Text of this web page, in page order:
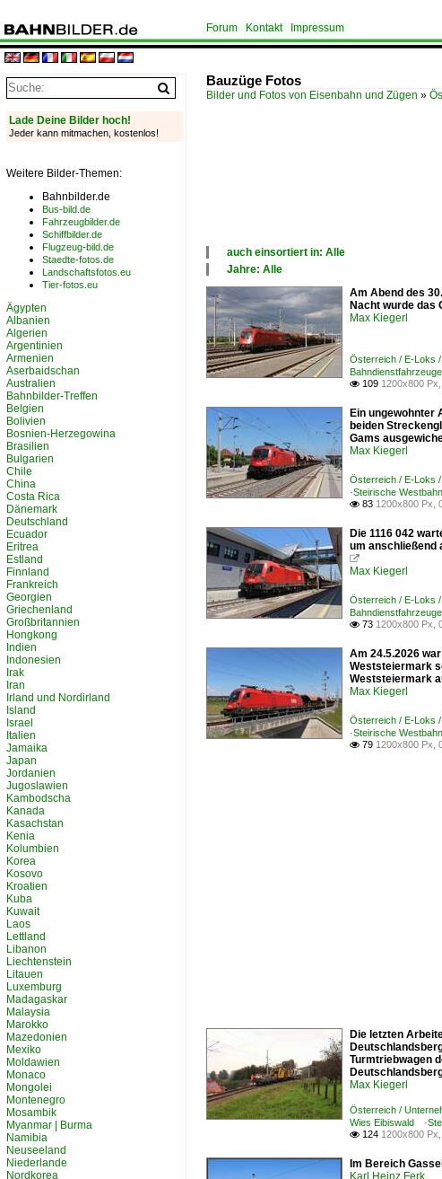
Forum Kontakt Impressum
Bauzüge Fotos
Bilder und Fotos von Eisenbahn und Zügen »
auch einsortiert in: Alle
Deutschland
Österreich
Jahre: Alle
Alle Jahre
2000
2010
2020
Am Abend des
Nacht wurde das
Max Kiegerl
Österreich / E-Loks
 109 1200x800
Ein ungewohnter
beiden
Gams
Max Kiegerl
Österreich / E-Loks
·Steirische
 83 1200x800 Px,
Die 1116 042
um anschließend

Max Kiegerl
Österreich / E-Loks
 73 1200x800 Px,
Am 24.5.2026
Weststeiermark
Weststeiermark
Max Kiegerl
Österreich / E-Loks
·Steirische
 79 1200x800 Px,
Die letzten
Turmtriebwagen
Max Kiegerl
Österreich /
Wies Eibiswald
 124 1200x800
Im Bereich
Karl Heinz Ferk
Lade Deine Bilder hoch!
Jeder kann mitmachen, kostenlos!
Weitere Bilder-Themen:
Bahnbilder.de
Bus-bild.de
Fahrzeugbilder.de
Schiffbilder.de
Flugzeug-bild.de
Staedte-fotos.de
Landschaftsfotos.eu
Tier-fotos.eu
Ägypten
Albanien
Algerien
Argentinien
Armenien
Aserbaidschan
Australien
Bahnbilder-Treffen
Belgien
Bolivien
Bosnien-Herzegowina
Brasilien
Bulgarien
Chile
China
Costa Rica
Dänemark
Deutschland
Ecuador
Eritrea
Estland
Finnland
Frankreich
Georgien
Griechenland
Großbritannien
Hongkong
Indien
Indonesien
Irak
Iran
Irland und Nordirland
Island
Israel
Italien
Jamaika
Japan
Jordanien
Jugoslawien
Kambodscha
Kanada
Kasachstan
Kenia
Kolumbien
Korea
Kosovo
Kroatien
Kuba
Kuwait
Laos
Lettland
Libanon
Liechtenstein
Litauen
Luxemburg
Madagaskar
Malaysia
Marokko
Mazedonien
Mexiko
Moldawien
Monaco
Mongolei
Montenegro
Mosambik
Myanmar | Burma
Namibia
Neuseeland
Niederlande
Nordkorea